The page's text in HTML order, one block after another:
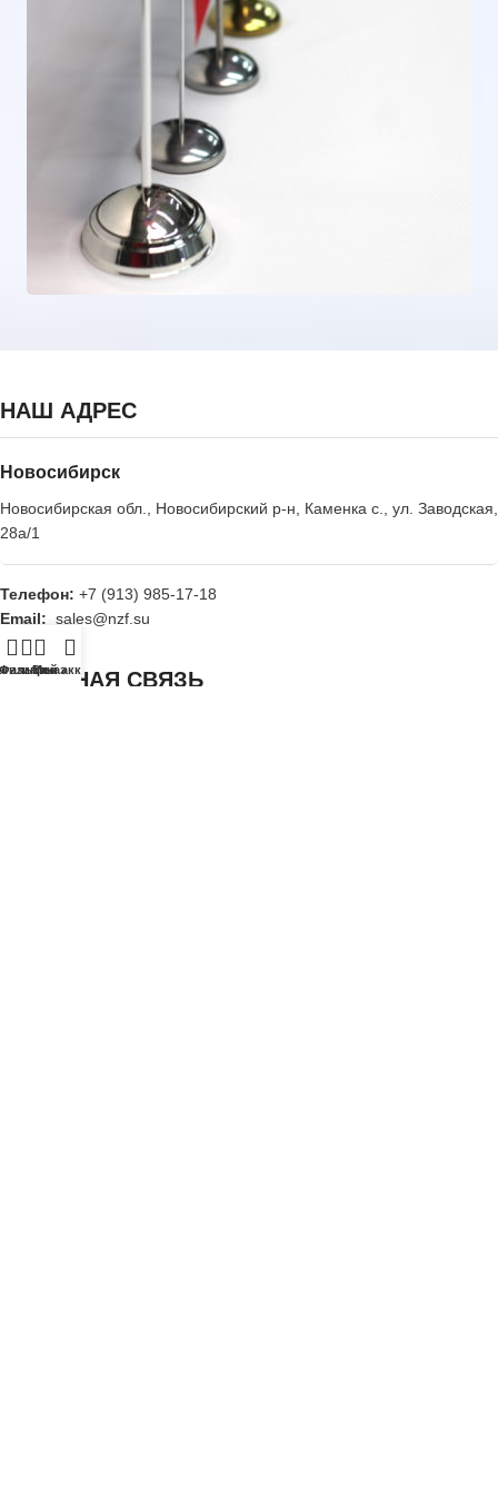
НАШ АДРЕС
Новосибирск
Новосибирская обл., Новосибирский р-н, Каменка с., ул. Заводская,
28а/1
Телефон: +7 (913) 985-17-18
Email: sales@nzf.su
ОБРАТНАЯ СВЯЗЬ
Заказ
Мой аккаунт